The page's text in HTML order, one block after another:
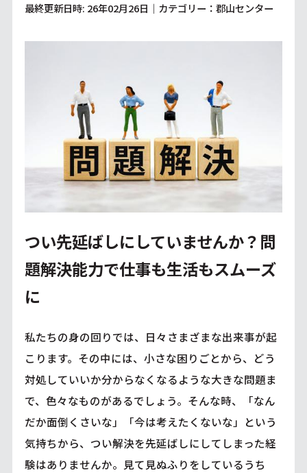
最終更新日時: 26年02月26日｜カテゴリー：郡山センター
つい先延ばしにしていませんか？問
題解決能力で仕事も生活もスムーズ
に
私たちの身の回りでは、日々さまざまな出来事が起
こります。その中には、小さな困りごとから、どう
対処していいか分からなくなるような大きな問題ま
で、色々なものがあるでしょう。そんな時、「なん
だか面倒くさいな」「今は考えたくないな」という
気持ちから、つい解決を先延ばしにしてしまった経
験はありませんか。見て見ぬふりをしているうち